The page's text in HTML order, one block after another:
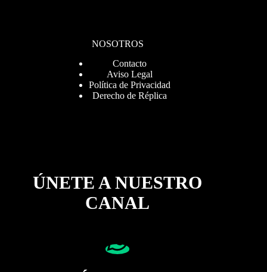
NOSOTROS
Contacto
Aviso Legal
Política de Privacidad
Derecho de Réplica
ÚNETE A NUESTRO
CANAL